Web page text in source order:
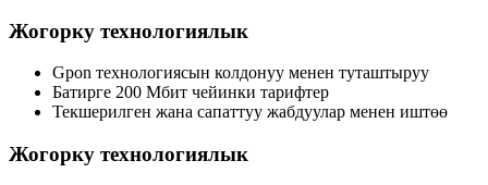
Жогорку технологиялык
Gpon технологиясын колдонуу менен туташтыруу
Батирге 200 Мбит чейинки тарифтер
Текшерилген жана сапаттуу жабдуулар менен иштөө
Жогорку технологиялык